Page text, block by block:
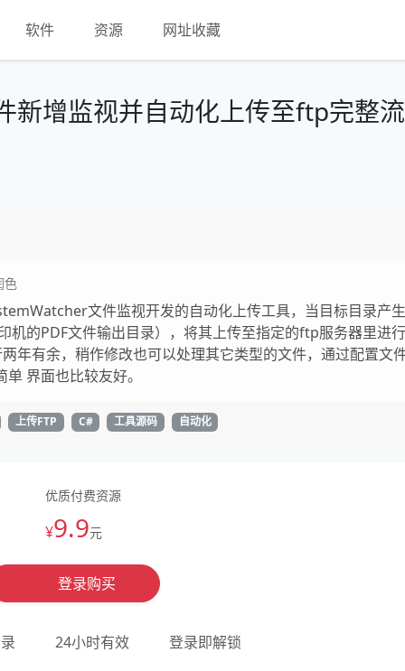
软件 资源 网址收藏
新增监视并自动化上传至ftp完整
色
文件监视开发的自动化上传工具，当目标目录产
机的PDF文件输出目录），将其上传至指定的ftp服务器里进
年有余，稍作修改也可以处理其它类型的文件，通过配置文
界面也比较友好。
上传FTP C# 工具源码 自动化
优质付费资源
¥9.9元
登录购买
24小时有效 登录即解锁